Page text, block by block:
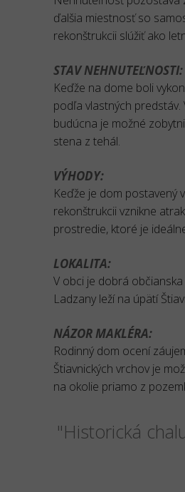
ďalšia miestnosť so
rekonštrukcii slúžiť ako
STAV NEHNUTEĽNOSTI:
Keďže na dome boli
podľa vlastných
budúcna je možné
stena z tehál.
VÝHODY:
Keďže je dom postavený
rekonštrukcii vznikne
prostredie, ktoré je
LOKALITA:
V obci je dobrá
Ladzany leží na úpätí
NÁZOR MAKLÉRA:
Rodinný dom ocení
Štiavnických vrchov je
na okolie priamo z
"Historická